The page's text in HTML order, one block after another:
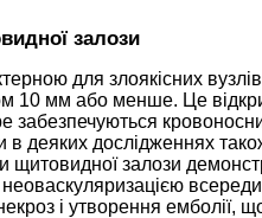
залози
для злоякісних
10 мм або менше. Це
забезпечуються
в деяких дослідженнях
щитовидної залози
і утворення емболії,